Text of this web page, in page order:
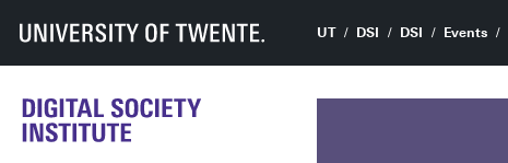
UT DSI DSI Events